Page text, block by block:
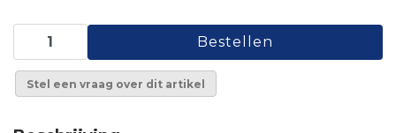
Stel een vraag over dit artikel